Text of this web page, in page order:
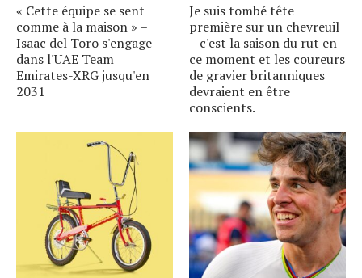
« Cette équipe se sent
comme à la maison » –
Isaac del Toro s'engage
dans l'UAE Team
Emirates-XRG jusqu'en
2031
Je suis tombé tête
première sur un chevreuil
– c'est la saison du rut en
ce moment et les coureurs
de gravier britanniques
devraient en être
conscients.